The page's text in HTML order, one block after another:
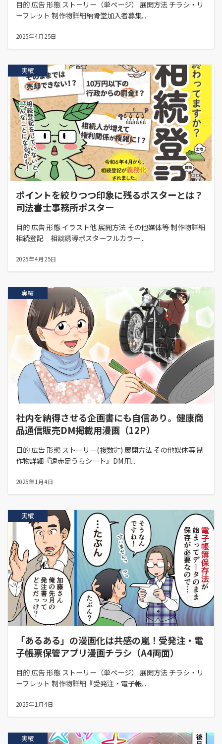
目的 広告 形態 ストーリー（単ページ） 展開方法 チラシ・リ
ーフレット 制作物詳細納骨堂加入者募集...
2025年4月25日
実績
ポイントを絞りつつ印象に残るポスターとは？
司法書士事務所ポスター
目的 広告 形態 イラスト他 展開方法 その他媒体等 制作物詳細
相続登記 相談誘導ポスターフルカラー...
2025年4月25日
実績
社内を納得させる企画書にも自信あり。健康商
品通信販売DM掲載用漫画（12P）
目的 広告 形態 ストーリー(複数㌻) 展開方法 その他媒体等 制
作物詳細『遠赤足うらシート』DM用...
2025年1月4日
実績
「あるある」の漫画化は共感の嵐！受発注・電
子帳票保管アプリ漫画チラシ（A4両面）
目的 広告 形態 ストーリー（単ページ） 展開方法 チラシ・リ
ーフレット 制作物詳細『受発注・電子帳...
2025年1月4日
実績